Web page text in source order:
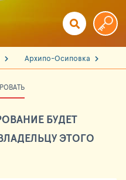
Архипо-Осиповка
БУДЕТ
ЭТОГО